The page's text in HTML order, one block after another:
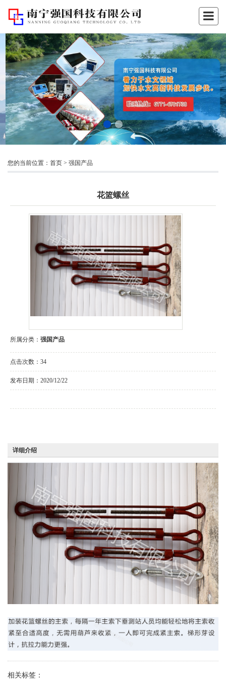
您的当前位置： 首页 > 强国产品
花篮螺丝
所属分类： 强国产品
点击次数： 34
发布日期： 2020/12/22
详细介绍
相关标签：